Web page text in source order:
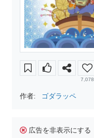
7,078
作者: ゴダラッペ
広告を非表示にする